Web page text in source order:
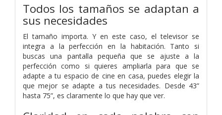
Todos los tamaños se adaptan a
sus necesidades
El tamaño importa. Y en este caso, el televisor se
integra a la perfección en la habitación. Tanto si
buscas una pantalla pequeña que se ajuste a la
perfección como si quieres ampliarla para que se
adapte a tu espacio de cine en casa, puedes elegir la
que mejor se adapte a tus necesidades. Desde 43”
hasta 75”, es claramente lo que hay que ver.